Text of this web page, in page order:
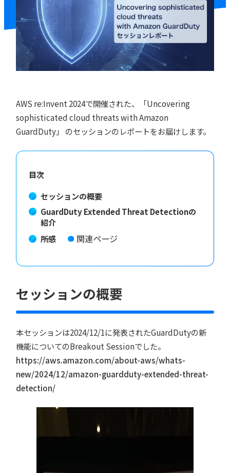
AWS re:Invent 2024で開催された、「Uncovering
sophisticated cloud threats with Amazon
GuardDuty」 のセッションのレポートをお届けします。
目次
セッションの概要
GuardDuty Extended Threat Detectionの
紹介
所感
関連ページ
セッションの概要
本セッションは2024/12/1に発表されたGuardDutyの新
機能についてのBreakout Sessionでした。
https://aws.amazon.com/about-aws/whats-
new/2024/12/amazon-guardduty-extended-threat-
detection/